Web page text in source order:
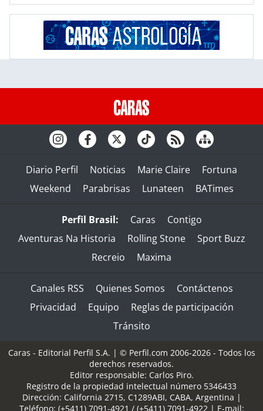
Diario Perfil Noticias Marie Claire
Fortuna
Weekend
Parabrisas Lunateen BATimes
Perfil Brasil: Caras
Contigo
Aventuras Na Historia
Rolling Stone
Sport Buzz
Recreio
Maxima
Canales RSS Quienes Somos
Contáctenos
Privacidad
Equipo
Reglas de participación
Tránsito
Caras - Editorial Perfil S.A. | © Perfil.com 2006-2026 - Todos los
derechos reservados.
Editor responsable: Carlos Piro.
Registro de la propiedad intelectual número 5346433
Dirección: California 2715, C1289ABI, CABA, Argentina |
Teléfono: (+5411) 7091-4921 / (+5411) 7091-4922 | E-mail: